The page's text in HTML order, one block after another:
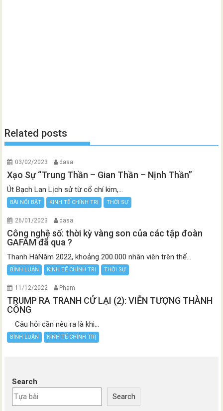
Related posts
03/02/2023 dasa
Xạo Sự “Trung Thần – Gian Thần – Nịnh Thần”
Út Bạch Lan Lịch sử từ cổ chí kim,...
BÀI NỔI BẬT KINH TẾ CHÍNH TRỊ THỜI SỰ
26/01/2023 dasa
Công nghệ số: thời kỳ vàng son của các tập đoàn
GAFAM đã qua ?
Thanh HàNăm 2022, khoảng 200.000 nhân viên trên thế...
BÌNH LUẬN KINH TẾ CHÍNH TRỊ THỜI SỰ
11/12/2022 Pham
TRUMP RA TRANH CỬ LẠI (2): VIỄN TƯỢNG THÀNH
CÔNG
Câu hỏi cần nêu ra là khi...
BÌNH LUẬN KINH TẾ CHÍNH TRỊ
Search
Search